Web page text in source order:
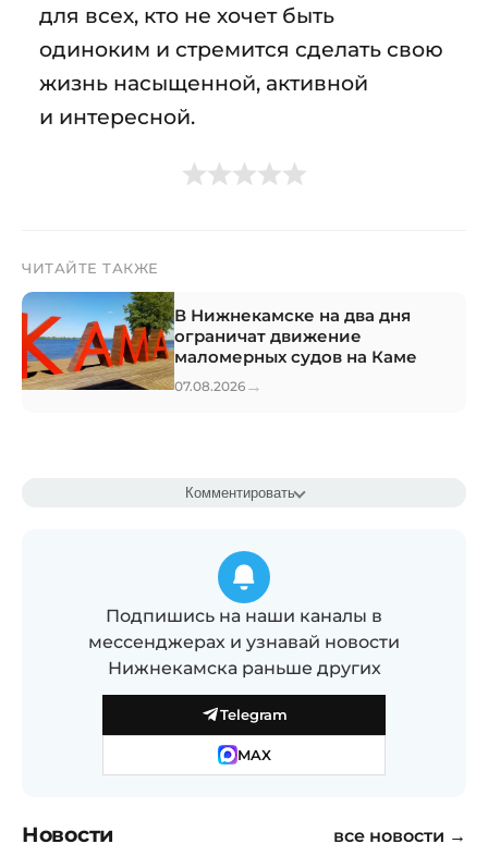
для всех, кто не хочет быть
одиноким и стремится сделать свою
жизнь насыщенной, активной
и интересной.
ЧИТАЙТЕ ТАКЖЕ
В Нижнекамске на два дня
ограничат движение
маломерных судов на Каме
07.08.2026 →
Комментировать
Подпишись на наши каналы в
мессенджерах и узнавай новости
Нижнекамска раньше других
Telegram
MAX
Новости все новости →